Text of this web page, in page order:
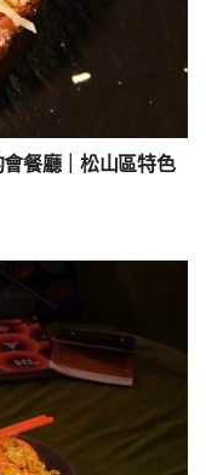
餐廳｜松山區特色